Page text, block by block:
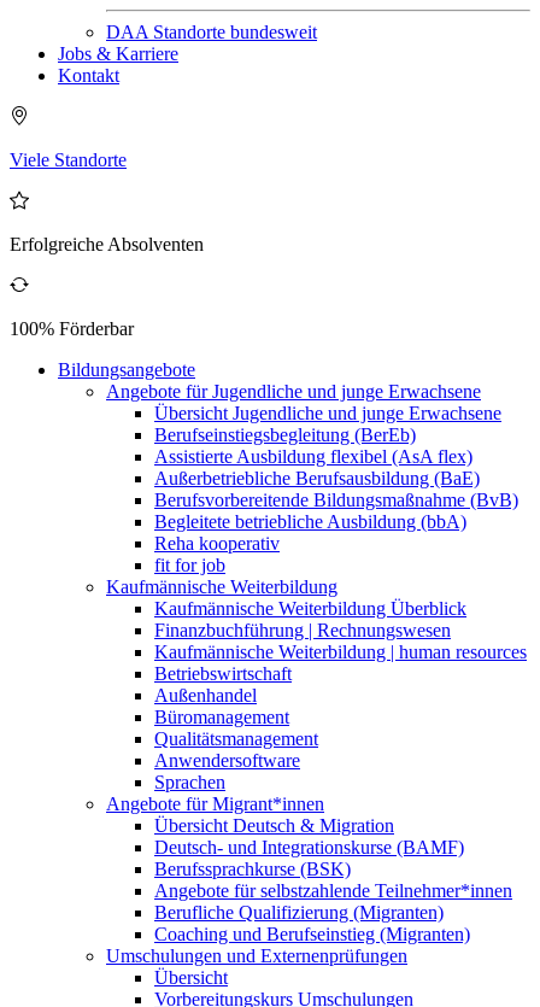
DAA Standorte bundesweit
Jobs & Karriere
Kontakt
Viele Standorte
Erfolgreiche Absolventen
100% Förderbar
Bildungsangebote
Angebote für Jugendliche und junge Erwachsene
Übersicht Jugendliche und junge Erwachsene
Berufseinstiegsbegleitung (BerEb)
Assistierte Ausbildung flexibel (AsA flex)
Außerbetriebliche Berufsausbildung (BaE)
Berufsvorbereitende Bildungsmaßnahme (BvB)
Begleitete betriebliche Ausbildung (bbA)
Reha kooperativ
fit for job
Kaufmännische Weiterbildung
Kaufmännische Weiterbildung Überblick
Finanzbuchführung | Rechnungswesen
Kaufmännische Weiterbildung | human resources
Betriebswirtschaft
Außenhandel
Büromanagement
Qualitätsmanagement
Anwendersoftware
Sprachen
Angebote für Migrant*innen
Übersicht Deutsch & Migration
Deutsch- und Integrationskurse (BAMF)
Berufssprachkurse (BSK)
Angebote für selbstzahlende Teilnehmer*innen
Berufliche Qualifizierung (Migranten)
Coaching und Berufseinstieg (Migranten)
Umschulungen und Externenprüfungen
Übersicht
Vorbereitungskurs Umschulungen